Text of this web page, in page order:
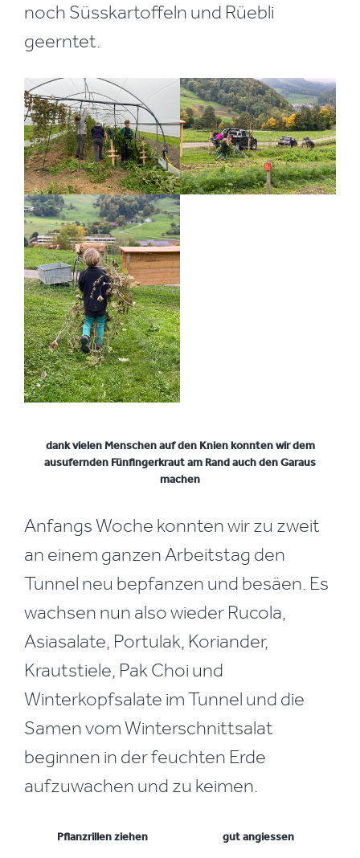
noch Süsskartoffeln und Rüebli
geerntet.
dank vielen Menschen auf den Knien konnten wir dem
ausufernden Fünfingerkraut am Rand auch den Garaus
machen
Anfangs Woche konnten wir zu zweit
an einem ganzen Arbeitstag den
Tunnel neu bepfanzen und besäen. Es
wachsen nun also wieder Rucola,
Asiasalate, Portulak, Koriander,
Krautstiele, Pak Choi und
Winterkopfsalate im Tunnel und die
Samen vom Winterschnittsalat
beginnen in der feuchten Erde
aufzuwachen und zu keimen.
Pflanzrillen ziehen gut angiessen